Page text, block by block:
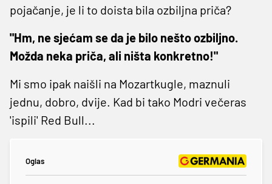
pojačanje, je li to doista bila ozbiljna priča?
"Hm, ne sjećam se da je bilo nešto ozbiljno.
Možda neka priča, ali ništa konkretno!"
Mi smo ipak naišli na Mozartkugle, maznuli
jednu, dobro, dvije. Kad bi tako Modri večeras
'ispili' Red Bull...
Oglas